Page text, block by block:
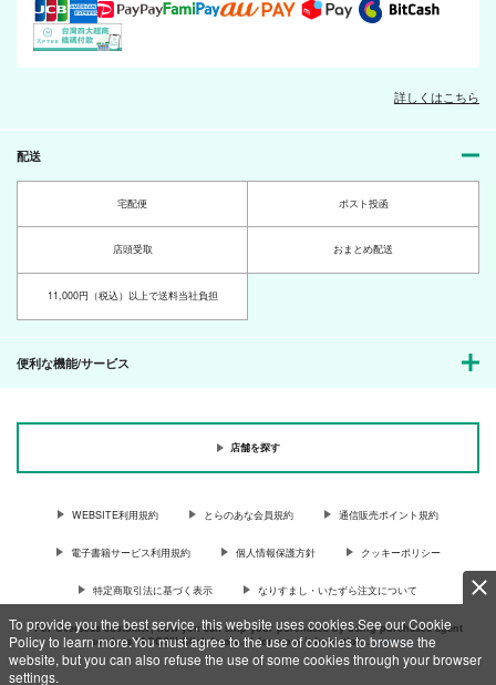
To provide you the best service, this website uses cookies.See our Cookie
Policy to learn more.You must agree to the use of cookies to browse the
website, but you can also refuse the use of some cookies through your browser
settings.
詳しくはこちら
配送
宅配便 ポスト投函
店頭受取 おまとめ配送
11,000円（税込）以上で送料当社負担
便利な機能/サービス
店舗を探す
WEBSITE利用規約 とらのあな会員規約 通信販売ポイント規約
電子書籍サービス利用規約 個人情報保護方針 クッキーポリシー
特定商取引法に基づく表示 なりすまし・いたずら注文について
For Overseas customer, now you can ship your purchases by using purchases agent
services “AOCS”! Click {more…} for more information …more